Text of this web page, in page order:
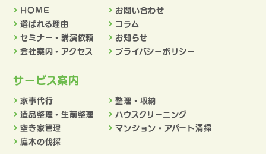
HOME
選ばれる理由
セミナー・講演依頼
会社案内・アクセス
お問い合わせ
コラム
お知らせ
プライバシーポリシー
サービス案内
家事代行
遺品整理・生前整理
空き家管理
庭木の伐採
整理・収納
ハウスクリーニング
マンション・アパート清掃